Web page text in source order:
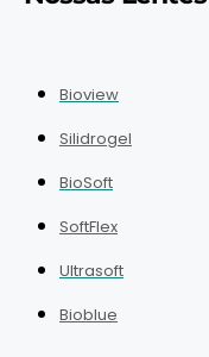
Bioview
Silidrogel
BioSoft
SoftFlex
Ultrasoft
Bioblue